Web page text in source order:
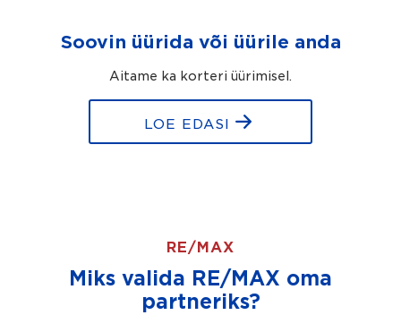
Soovin üürida või üürile anda
Aitame ka korteri üürimisel.
LOE EDASI
RE/MAX
Miks valida RE/MAX oma
partneriks?